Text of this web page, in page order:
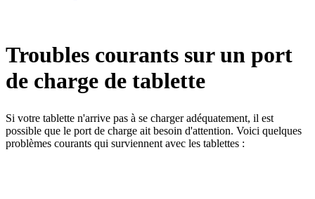
Troubles courants sur un port
de charge de tablette
Si votre tablette n'arrive pas à se charger adéquatement, il est
possible que le port de charge ait besoin d'attention. Voici quelques
problèmes courants qui surviennent avec les tablettes :